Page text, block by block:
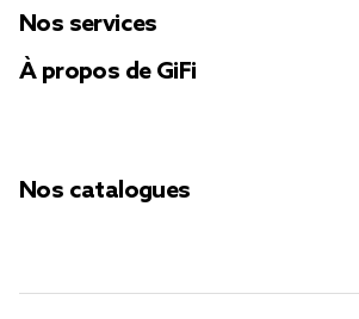
Nos services
À propos de GiFi
Nos catalogues